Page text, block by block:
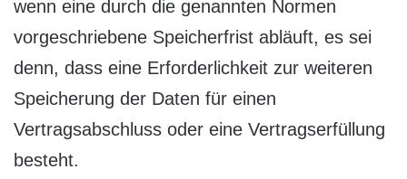
wenn eine durch die genannten Normen
vorgeschriebene Speicherfrist abläuft, es sei
denn, dass eine Erforderlichkeit zur weiteren
Speicherung der Daten für einen
Vertragsabschluss oder eine Vertragserfüllung
besteht.